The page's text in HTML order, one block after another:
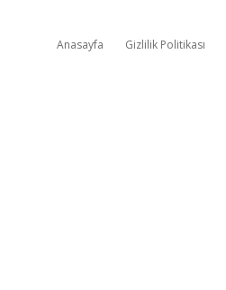
Anasayfa Gizlilik Politikası